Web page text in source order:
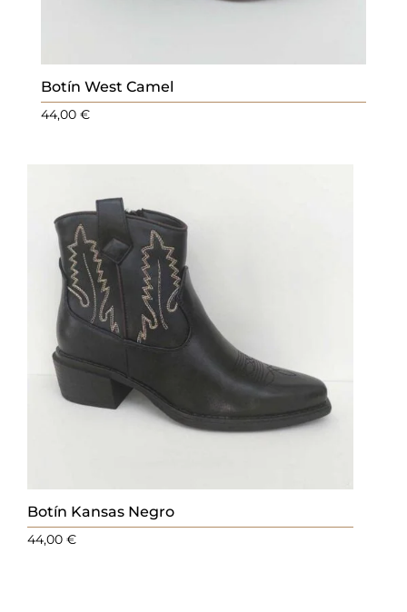
Botín West Camel
44,00 €
Botín Kansas Negro
44,00€